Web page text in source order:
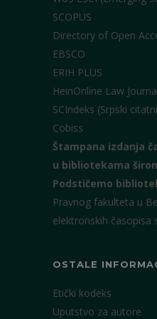
SCOPUS
Directory of Open
EBSCO
ERIH PLUS
HeinOnline Law
SCIndeks (Srpski
Cobiss
Štampana izdanja
u bibliotekama
Podstičemo
Pravnog fakulteta u
elektronskih
OSTALE
Etički kodeks
Uputstvo za autore